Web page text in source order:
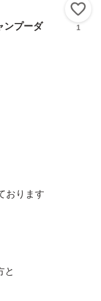
ンプーダ
1
おります
と